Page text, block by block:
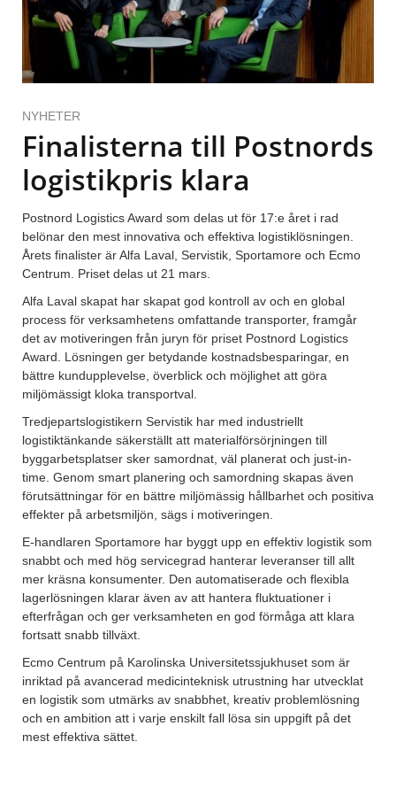
NYHETER
Finalisterna till Postnords
logistikpris klara
Postnord Logistics Award som delas ut för 17:e året i rad
belönar den mest innovativa och effektiva logistiklösningen.
Årets finalister är Alfa Laval, Servistik, Sportamore och Ecmo
Centrum. Priset delas ut 21 mars.
Alfa Laval skapat har skapat god kontroll av och en global
process för verksamhetens omfattande transporter, framgår
det av motiveringen från juryn för priset Postnord Logistics
Award. Lösningen ger betydande kostnadsbesparingar, en
bättre kundupplevelse, överblick och möjlighet att göra
miljömässigt kloka transportval.
Tredjepartslogistikern Servistik har med industriellt
logistiktänkande säkerställt att materialförsörjningen till
byggarbetsplatser sker samordnat, väl planerat och just-in-
time. Genom smart planering och samordning skapas även
förutsättningar för en bättre miljömässig hållbarhet och positiva
effekter på arbetsmiljön, sägs i motiveringen.
E-handlaren Sportamore har byggt upp en effektiv logistik som
snabbt och med hög servicegrad hanterar leveranser till allt
mer kräsna konsumenter. Den automatiserade och flexibla
lagerlösningen klarar även av att hantera fluktuationer i
efterfrågan och ger verksamheten en god förmåga att klara
fortsatt snabb tillväxt.
Ecmo Centrum på Karolinska Universitetssjukhuset som är
inriktad på avancerad medicinteknisk utrustning har utvecklat
en logistik som utmärks av snabbhet, kreativ problemlösning
och en ambition att i varje enskilt fall lösa sin uppgift på det
mest effektiva sättet.